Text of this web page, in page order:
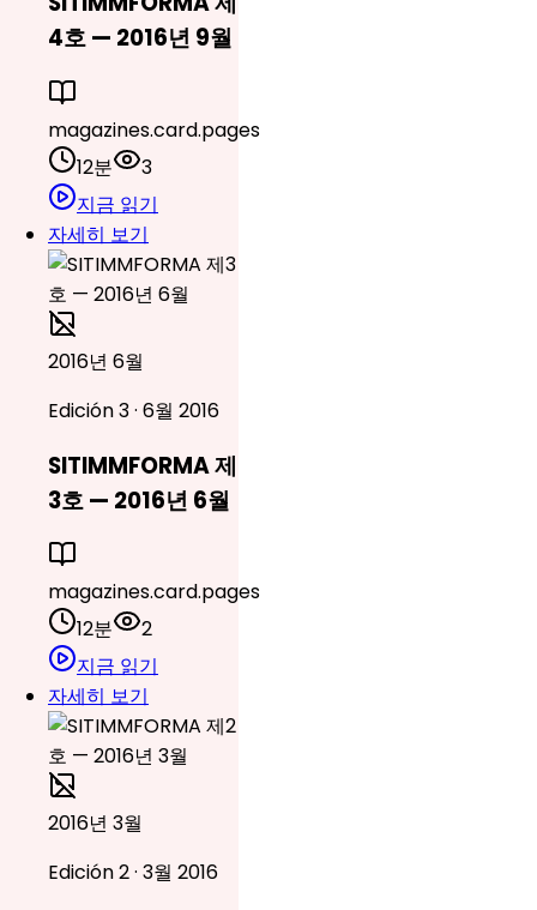
4호 — 2016년 9월
magazines.card.pages
12분
3
지금 읽기
자세히 보기
2016년 6월
Edición 3 · 6월 2016
SITIMMFORMA 제
3호 — 2016년 6월
magazines.card.pages
12분
2
지금 읽기
자세히 보기
2016년 3월
Edición 2 · 3월 2016